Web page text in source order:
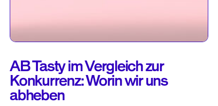
AB Tasty im Vergleich zur
Konkurrenz: Worin wir uns
abheben